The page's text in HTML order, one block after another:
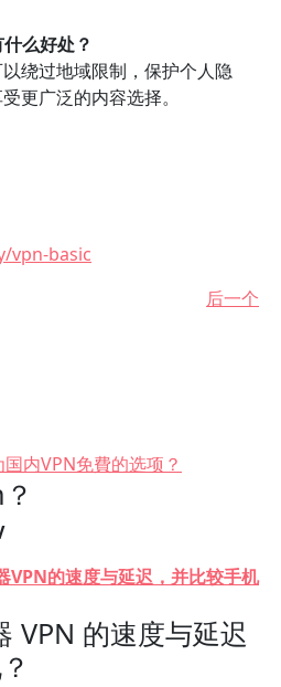
么好处？
绕过地域限制，保护个人隐
更广泛的内容选择。
vpn-basic
后一个
内VPN免費的选项？
的速度与延迟，并比较手机
VPN 的速度与延迟